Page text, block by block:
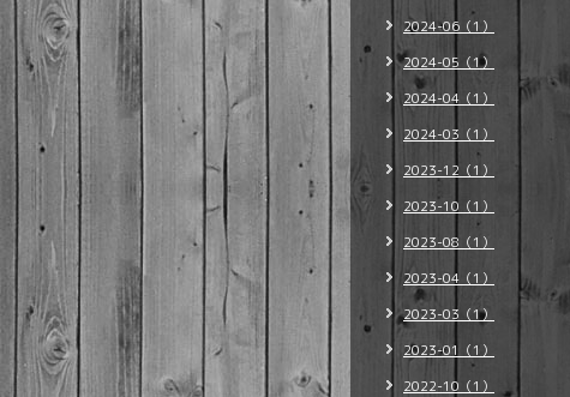
2024-06（1）
2024-05（1）
2024-04（1）
2024-03（1）
2023-12（1）
2023-10（1）
2023-08（1）
2023-04（1）
2023-03（1）
2023-01（1）
2022-10（1）